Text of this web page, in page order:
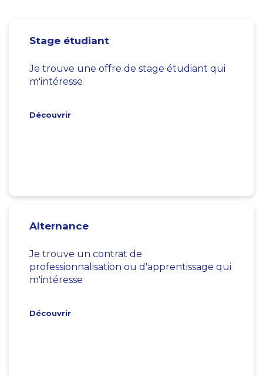
Stage étudiant
Je trouve une offre de stage étudiant qui
m'intéresse
Découvrir
Alternance
Je trouve un contrat de
professionnalisation ou d'apprentissage qui
m'intéresse
Découvrir